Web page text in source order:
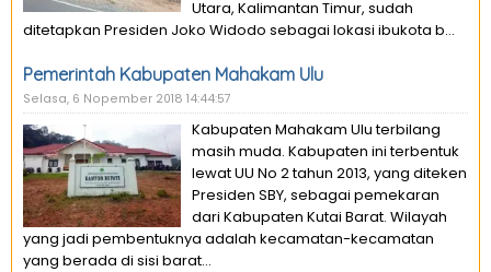
Utara, Kalimantan Timur, sudah
ditetapkan Presiden Joko Widodo sebagai lokasi ibukota b...
Pemerintah Kabupaten Mahakam Ulu
Selasa, 6 Nopember 2018 14:44:57
Kabupaten Mahakam Ulu terbilang
masih muda. Kabupaten ini terbentuk
lewat UU No 2 tahun 2013, yang diteken
Presiden SBY, sebagai pemekaran
dari Kabupaten Kutai Barat. Wilayah
yang jadi pembentuknya adalah kecamatan-kecamatan
yang berada di sisi barat...